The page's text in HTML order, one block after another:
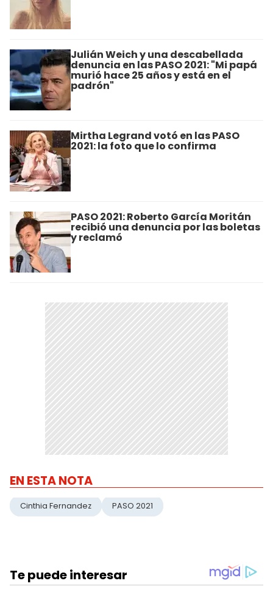
Julián Weich y una descabellada
denuncia en las PASO 2021: "Mi papá
murió hace 25 años y está en el
padrón"
Mirtha Legrand votó en las PASO
2021: la foto que lo confirma
PASO 2021: Roberto García Moritán
recibió una denuncia por las boletas
y reclamó
EN ESTA NOTA
Cinthia Fernandez PASO 2021